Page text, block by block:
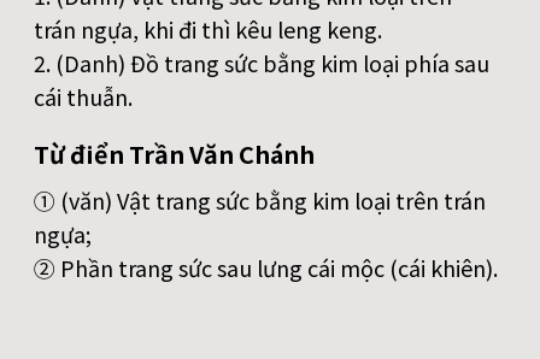
trán ngựa, khi đi thì kêu leng keng.
2. (Danh) Đồ trang sức bằng kim loại phía sau
cái thuẫn.
Từ điển Trần Văn Chánh
① (văn) Vật trang sức bằng kim loại trên trán
ngựa;
② Phần trang sức sau lưng cái mộc (cái khiên).